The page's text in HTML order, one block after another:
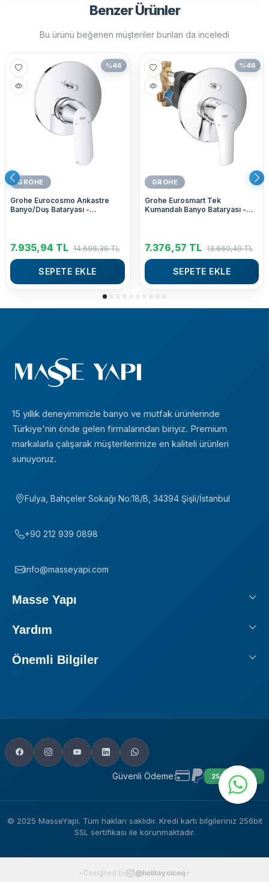
Benzer Ürünler
Bu ürünü beğenen müşteriler bunları da inceledi
%46
GROHE
Grohe Eurocosmo Ankastre
Banyo/Duş Bataryası -
7.935,94 TL 14.696,36TL
SEPETE EKLE
%46
GROHE
Grohe Eurosmart Tek
Kumandalı Banyo Bataryası -
7.376,57 TL 13.660,49TL
SEPETE EKLE
15 yıllık deneyimimizle banyo ve mutfak ürünlerinde
Türkiye'nin önde gelen firmalarından biriyiz. Premium
markalarla çalışarak müşterilerimize en kaliteli ürünleri
sunuyoruz.
Fulya, Bahçeler Sokağı No:18/B, 34394 Şişli/İstanbul
+90 212 939 0898
info@masseyapi.com
Masse Yapı
Yardım
Önemli Bilgiler
Güvenli Ödeme: 256 BIT SSL
© 2025 MasseYapi. Tüm hakları saklıdır. Kredi kartı bilgileriniz 256bit
SSL sertifikası ile korunmaktadır.
✦ Designed by @halitayciceq ✦